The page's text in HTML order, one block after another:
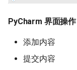
PyCharm 界面操作
添加内容
提交内容